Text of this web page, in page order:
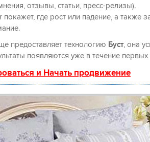
отзывы, статьи, пресс-релизы).
где рост или падение, а также
предоставляет технологию Буст, она
появляются уже в течение первых
и Начать продвижение